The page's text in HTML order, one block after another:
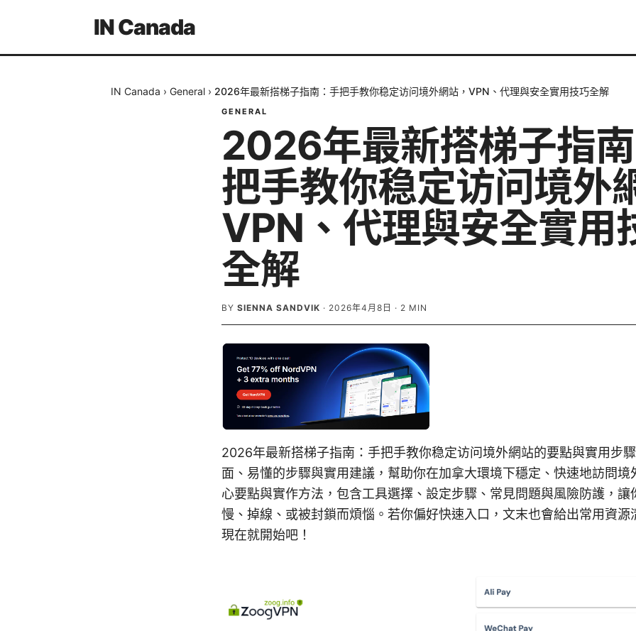
IN Canada
IN Canada › General › 2026年最新搭梯子指南：手把手教你稳定访问境外網站，VPN、代理與安全實用技巧全解
GENERAL
2026年最新搭梯子指
把手教你稳定访问境外
VPN、代理與安全實用
全解
BY SIENNA SANDVIK · 2026年4月8日 · 2 MIN
2026年最新搭梯子指南：手把手教你稳定访问境外網站的要點與實用步
面、易懂的步驟與實用建議，幫助你在加拿大環境下穩定、快速地訪問境
心要點與實作方法，包含工具選擇、設定步驟、常見問題與風險防護，讓
慢、掉線、或被封鎖而煩惱。若你偏好快速入口，文末也會給出常用資源
現在就開始吧！